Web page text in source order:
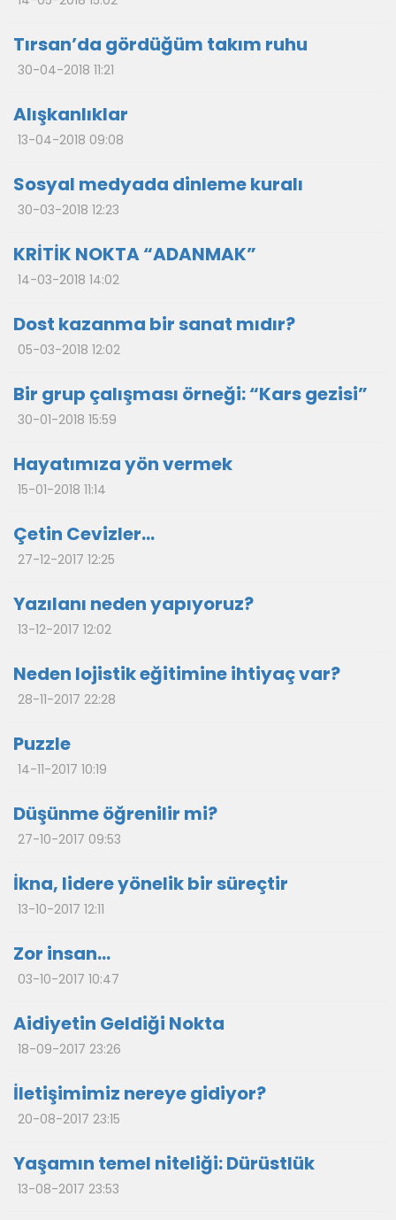
Tırsan’da gördüğüm takım ruhu
30-04-2018 11:21
Alışkanlıklar
13-04-2018 09:08
Sosyal medyada dinleme kuralı
30-03-2018 12:23
KRİTİK NOKTA “ADANMAK”
14-03-2018 14:02
Dost kazanma bir sanat mıdır?
05-03-2018 12:02
Bir grup çalışması örneği: “Kars gezisi”
30-01-2018 15:59
Hayatımıza yön vermek
15-01-2018 11:14
Çetin Cevizler…
27-12-2017 12:25
Yazılanı neden yapıyoruz?
13-12-2017 12:02
Neden lojistik eğitimine ihtiyaç var?
28-11-2017 22:28
Puzzle
14-11-2017 10:19
Düşünme öğrenilir mi?
27-10-2017 09:53
İkna, lidere yönelik bir süreçtir
13-10-2017 12:11
Zor insan…
03-10-2017 10:47
Aidiyetin Geldiği Nokta
18-09-2017 23:26
İletişimimiz nereye gidiyor?
20-08-2017 23:15
Yaşamın temel niteliği: Dürüstlük
13-08-2017 23:53